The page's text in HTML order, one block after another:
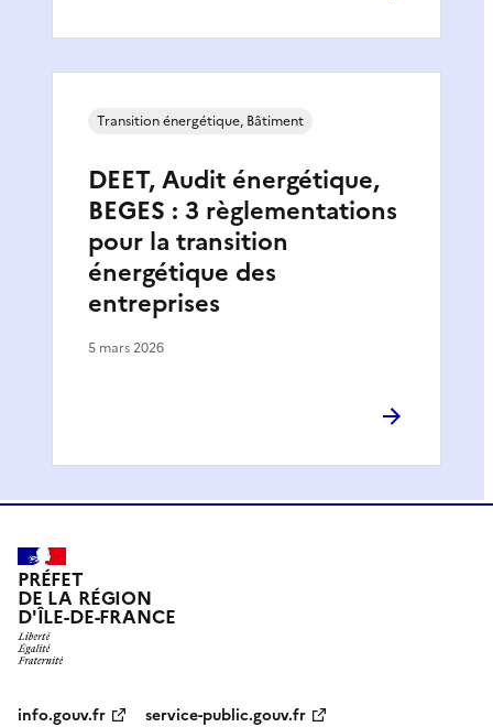
DEET, Audit énergétique,
BEGES : 3 règlementations
pour la transition
énergétique des
entreprises
Transition énergétique, Bâtiment
5 mars 2026
PRÉFET
DE LA RÉGION
D'ÎLE-DE-FRANCE
info.gouv.fr service-public.gouv.fr